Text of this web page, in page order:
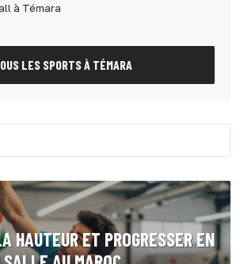
à Témara
LES SPORTS À TÉMARA
HAUTEUR ET PROGRESSER EN